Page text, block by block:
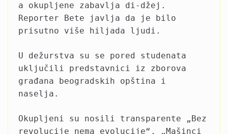
a okupljene zabavlja di-džej.
Reporter Bete javlja da je bilo
prisutno više hiljada ljudi.
U dežurstva su se pored studenata
uključili predstavnici iz zborova
građana beogradskih opština i
naselja.
Okupljeni su nosili transparente „Bez
revolucije nema evolucije“, „Mašinci